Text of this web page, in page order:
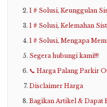
1 # Solusi, Keunggulan
1 # Solusi, Kelemahan
1 # Solusi, Mengapa
Segera hubungi kami!!!
📞 Harga Palang Parkir
Disclaimer Harga
Bagikan Artikel & Dapat